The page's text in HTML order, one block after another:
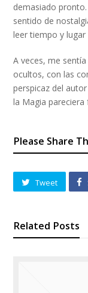
demasiado
sentido de
leer tiempo y lugar
A veces, me
ocultos, con las
perspicaz del
la Magia
Please Share
Tweet
Related Posts